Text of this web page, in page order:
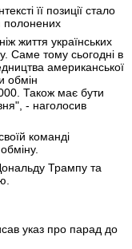
її позиції стало
полонених
життя українських
Саме тому сьогодні в
американської
обмін
Також має бути
- наголосив
команді
Трампу та
указ про парад до